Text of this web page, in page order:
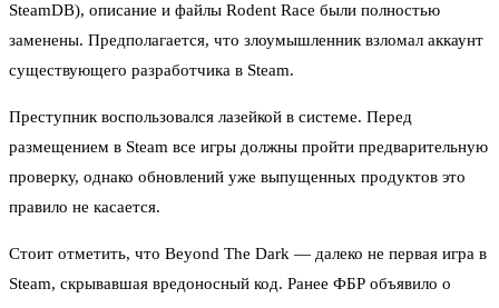
SteamDB), описание и файлы Rodent Race были полностью
заменены. Предполагается, что злоумышленник взломал аккаунт
существующего разработчика в Steam.
Преступник воспользовался лазейкой в системе. Перед
размещением в Steam все игры должны пройти предварительную
проверку, однако обновлений уже выпущенных продуктов это
правило не касается.
Стоит отметить, что Beyond The Dark — далеко не первая игра в
Steam, скрывавшая вредоносный код. Ранее ФБР объявило о